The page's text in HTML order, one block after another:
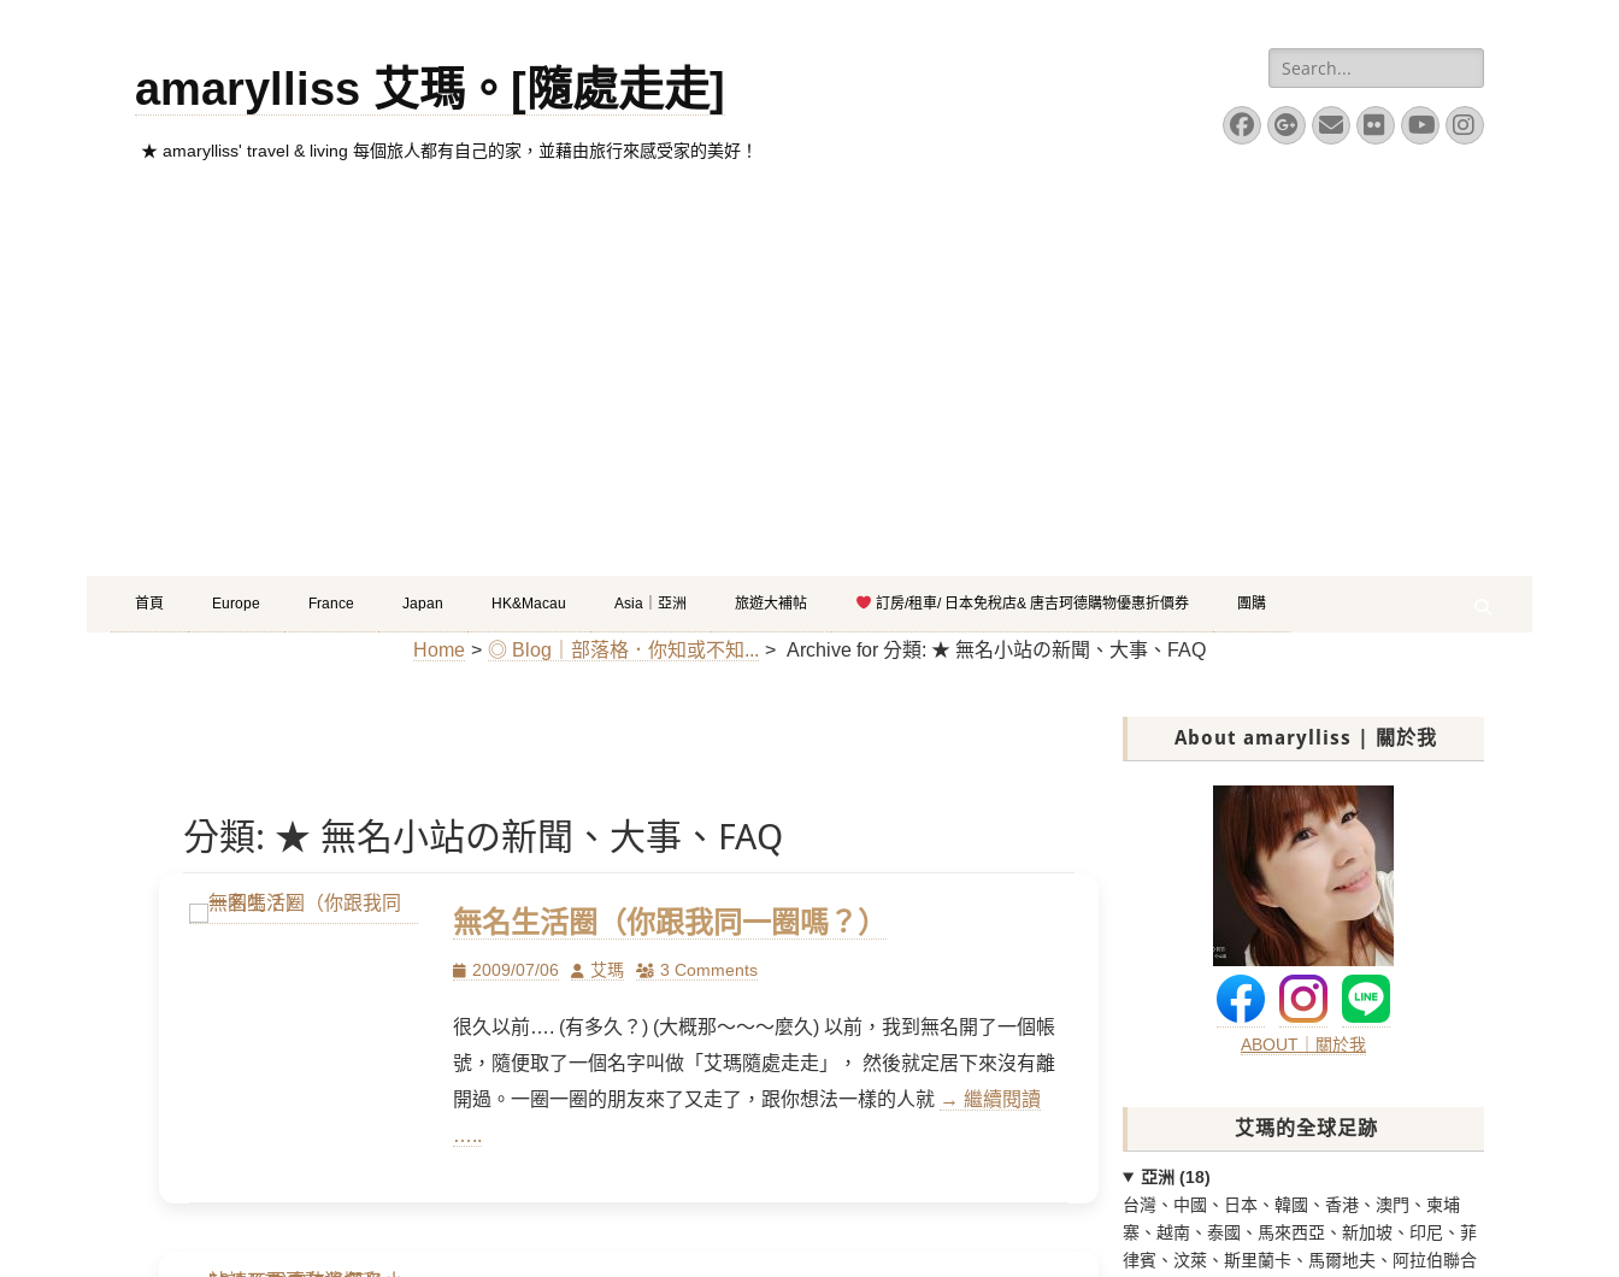
amarylliss 艾瑪。[隨處走走]
★ amarylliss' travel & living 每個旅人都有自己的家，並藉由旅行來感受家的美好！
Search
for:
Facebook
Googleplus
EmailFlickrYouTube
Instagram
Primary
Menu
Skip
to
首頁 Europe France Japan HK&Macau Asia｜亞洲 旅遊大補帖 訂房/租車/ 日本免稅店& 唐吉珂德購物優惠折價券 團購
Home > ◎ Blog｜部落格．你知或不知... > Archive for 分類: ★ 無名小站の新聞、大事、FAQ
分類: ★ 無名小站の新聞、大事、FAQ
無名生活圈（你跟我同一圈嗎？）
Posted
2009/07/06 Author
艾瑪 3 Comments
很久以前…. (有多久？) (大概那～～～麼久) 以前，我到無名開了一個帳
號，隨便取了一個名字叫做「艾瑪隨處走走」， 然後就定居下來沒有離
開過。一圈一圈的朋友來了又走了，跟你想法一樣的人就 → 繼續閱讀
…..
About amarylliss | 關於我
ABOUT｜關於我
艾瑪的全球足跡
亞洲 (18)
台灣、中國、日本、韓國、香港、澳門、柬埔
寨、越南、泰國、馬來西亞、新加坡、印尼、菲
律賓、汶萊、斯里蘭卡、馬爾地夫、阿拉伯聯合